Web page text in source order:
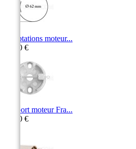
Adaptations moteur...
10,50 €
Support moteur Fra...
11,30 €